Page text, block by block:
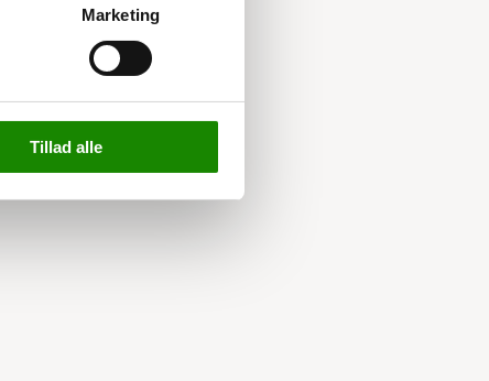
Marketing
Tillad alle